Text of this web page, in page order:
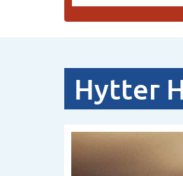
Hytter